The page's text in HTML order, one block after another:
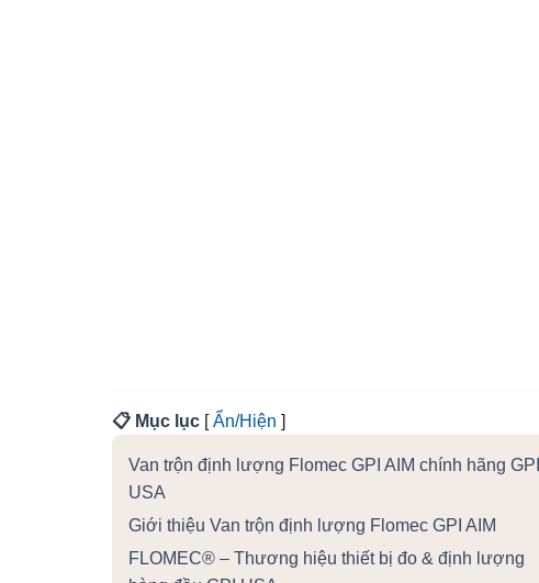
📋 Mục lục [Ẩn/Hiện ]
Van trộn định lượng Flomec GPI AIM chính hãng GPI
USA
Giới thiệu Van trộn định lượng Flomec GPI AIM
FLOMEC® – Thương hiệu thiết bị đo & định lượng